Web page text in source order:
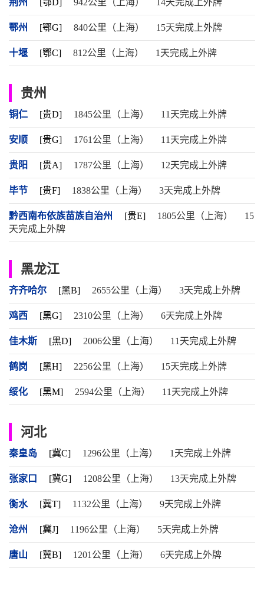
荆州 [鄂D] 942公里（上海） 14天完成上外牌
鄂州 [鄂G] 840公里（上海） 15天完成上外牌
十堰 [鄂C] 812公里（上海） 1天完成上外牌
贵州
铜仁 [贵D] 1845公里（上海） 11天完成上外牌
安顺 [贵G] 1761公里（上海） 11天完成上外牌
贵阳 [贵A] 1787公里（上海） 12天完成上外牌
毕节 [贵F] 1838公里（上海） 3天完成上外牌
黔西南布依族苗族自治州 [贵E] 1805公里（上海）
15
天完成上外牌
黑龙江
齐齐哈尔 [黑B] 2655公里（上海） 3天完成上外牌
鸡西 [黑G] 2310公里（上海） 6天完成上外牌
佳木斯 [黑D] 2006公里（上海） 11天完成上外牌
鹤岗 [黑H] 2256公里（上海） 15天完成上外牌
绥化 [黑M] 2594公里（上海） 11天完成上外牌
河北
秦皇岛 [冀C] 1296公里（上海） 1天完成上外牌
张家口 [冀G] 1208公里（上海） 13天完成上外牌
衡水 [冀T] 1132公里（上海） 9天完成上外牌
沧州 [冀J] 1196公里（上海） 5天完成上外牌
唐山 [冀B] 1201公里（上海） 6天完成上外牌